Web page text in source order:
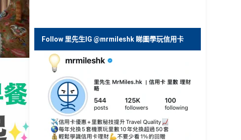
Follow 里先生IG @mrmileshk 睇圖學玩信用卡